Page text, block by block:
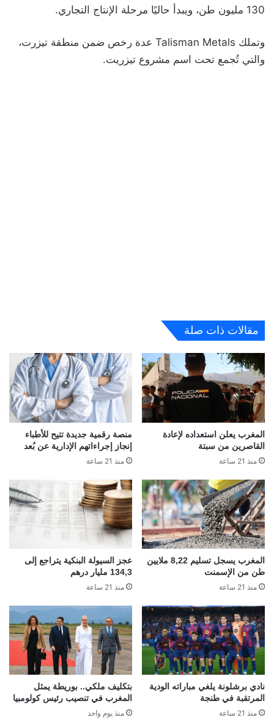
130 مليون طن، ويبدأ حاليًا مرحلة الإنتاج التجاري.
وتملك Talisman Metals عدة رخص ضمن منطقة تيزرت،
والتي تُجمع تحت اسم مشروع تيزريت.
مقالات ذات صلة
المغرب يعلن استعداده لإعادة
القاصرين من سبتة
منذ 21 ساعة
منصة رقمية جديدة تتيح للأطباء
إنجاز إجراءاتهم الإدارية عن بُعد
منذ 21 ساعة
المغرب يسجل تسليم 8,22 ملايين
طن من الإسمنت
منذ 21 ساعة
عجز السيولة البنكية يتراجع إلى
134,3 مليار درهم
منذ 21 ساعة
نادي برشلونة يلغي مباراته الودية
المرتقبة في طنجة
منذ 21 ساعة
بتكليف ملكي.. بوريطة يمثل
المغرب في تنصيب رئيس كولومبيا
منذ يوم واحد